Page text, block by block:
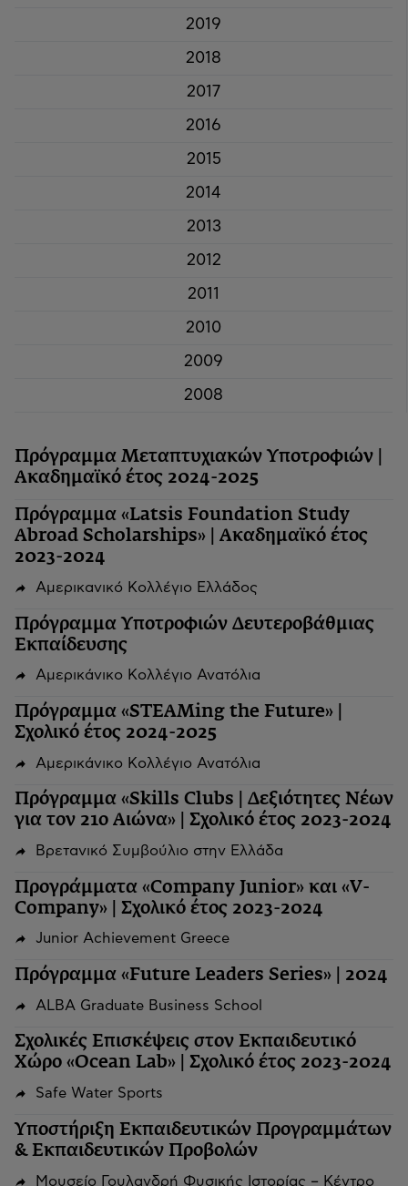
2019
2018
2017
2016
2015
2014
2013
2012
2011
2010
2009
2008
Πρόγραμμα Μεταπτυχιακών Υποτροφιών |
Ακαδημαϊκό έτος 2024-2025
Πρόγραμμα «Latsis Foundation Study
Abroad Scholarships» | Ακαδημαϊκό έτος
2023-2024
Αμερικανικό Κολλέγιο Ελλάδος
Πρόγραμμα Υποτροφιών Δευτεροβάθμιας
Εκπαίδευσης
Αμερικάνικο Κολλέγιο Ανατόλια
Πρόγραμμα «STEAMing the Future» |
Σχολικό έτος 2024-2025
Αμερικάνικο Κολλέγιο Ανατόλια
Πρόγραμμα «Skills Clubs | Δεξιότητες Νέων
για τον 21ο Αιώνα» | Σχολικό έτος 2023-2024
Βρετανικό Συμβούλιο στην Ελλάδα
Προγράμματα «Company Junior» και «V-
Company» | Σχολικό έτος 2023-2024
Junior Achievement Greece
Πρόγραμμα «Future Leaders Series» | 2024
ALBA Graduate Business School
Σχολικές Επισκέψεις στον Εκπαιδευτικό
Χώρο «Ocean Lab» | Σχολικό έτος 2023-2024
Safe Water Sports
Υποστήριξη Εκπαιδευτικών Προγραμμάτων
& Εκπαιδευτικών Προβολών
Μουσείο Γουλανδρή Φυσικής Ιστορίας – Κέντρο